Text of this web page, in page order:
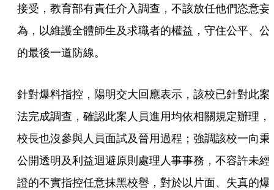
接受，教育部有責任介入調查，不該放任他們恣意妄
為，以維護全體師生及求職者的權益，守住公平、公
的最後一道防線。
針對爆料指控，陽明交大回應表示，該校已針對此案
法完成調查，確認此案人員進用均依相關規定辦理，
校長也沒參與人員面試及晉用過程；強調該校一向秉
公開透明及利益迴避原則處理人事事務，不容許未經
證的不實指控任意抹黑校譽，對於以片面、失真的爆